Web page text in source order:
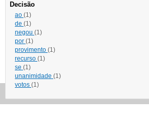
Decisão
ao (1)
de (1)
negou (1)
por (1)
provimento (1)
recurso (1)
se (1)
unanimidade (1)
votos (1)